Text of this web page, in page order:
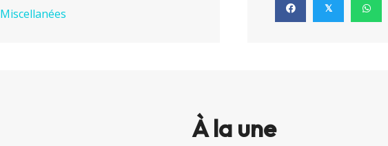
Miscellanées 𝕏
À la une